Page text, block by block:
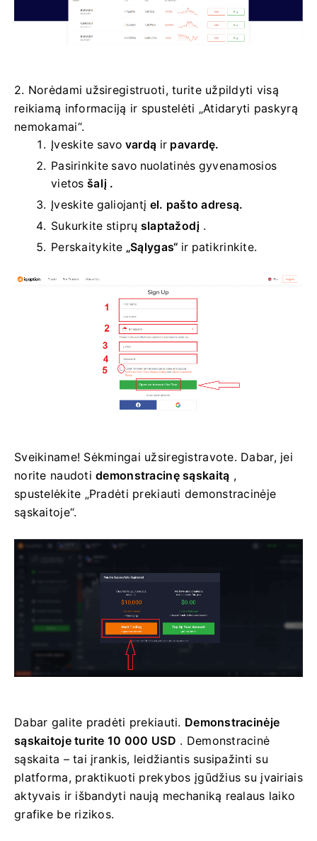
2. Norėdami užsiregistruoti, turite užpildyti visą
reikiamą informaciją ir spustelėti „Atidaryti paskyrą
nemokamai“.
Įveskite savo vardą ir pavardę.
Pasirinkite savo nuolatinės gyvenamosios
vietos šalį .
Įveskite galiojantį el. pašto adresą.
Sukurkite stiprų slaptažodį .
Perskaitykite „Sąlygas“ ir patikrinkite.
Sveikiname! Sėkmingai užsiregistravote. Dabar, jei
norite naudotidemonstracinę sąskaitą ,
spustelėkite „Pradėti prekiauti demonstracinėje
sąskaitoje“.
Dabar galite pradėti prekiauti. Demonstracinėje
sąskaitoje turite 10 000 USD . Demonstracinė
sąskaita – tai įrankis, leidžiantis susipažinti su
platforma, praktikuoti prekybos įgūdžius su įvairiais
aktyvais ir išbandyti naują mechaniką realaus laiko
grafike be rizikos.